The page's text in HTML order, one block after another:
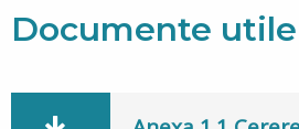
Documente utile